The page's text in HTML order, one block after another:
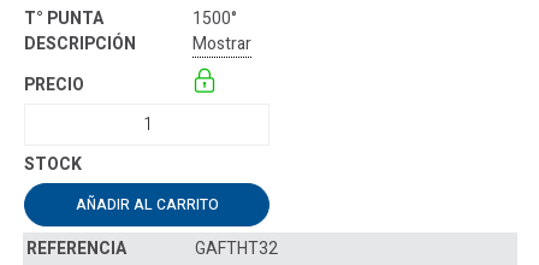
1500°
Mostrar
AÑADIR AL CARRITO
GAFTHT32